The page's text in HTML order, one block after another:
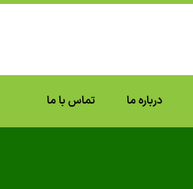
درباره ما تماس با ما